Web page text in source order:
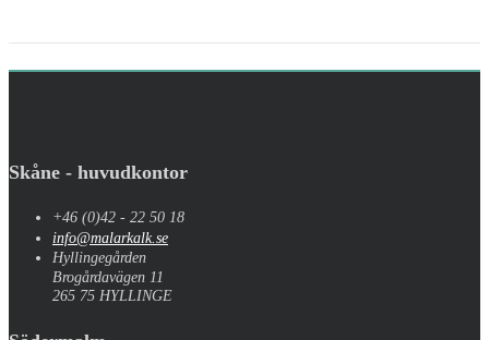
Skåne - huvudkontor
+46 (0)42 - 22 50 18
info@malarkalk.se
Hyllingegården
Brogårdavägen 11
265 75 HYLLINGE